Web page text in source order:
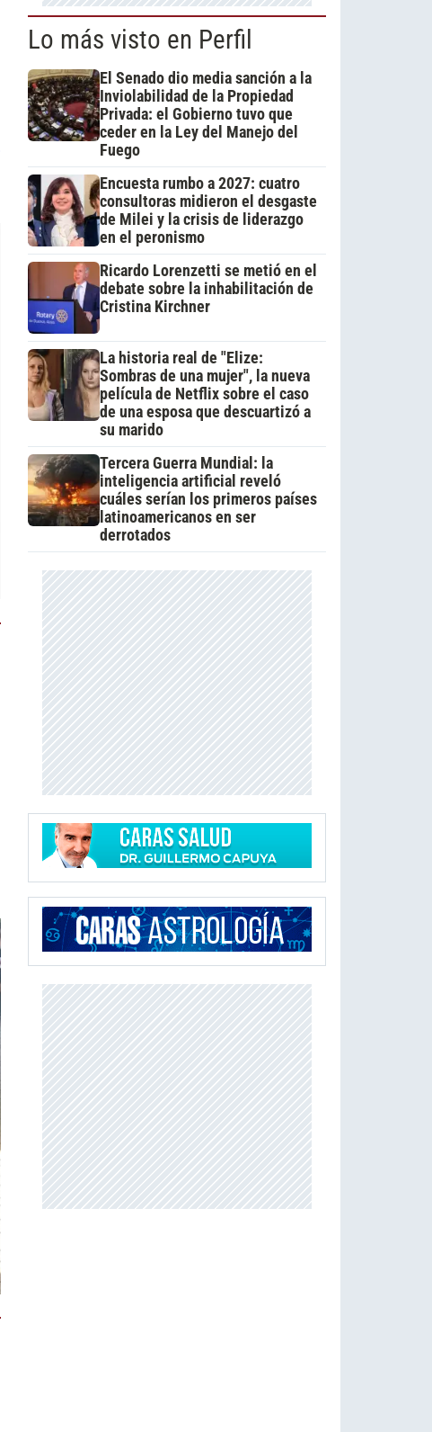
Lo más visto en Perfil
El Senado dio media sanción a la
Inviolabilidad de la Propiedad
Privada: el Gobierno tuvo que
ceder en la Ley del Manejo del
Fuego
Encuesta rumbo a 2027: cuatro
consultoras midieron el desgaste
de Milei y la crisis de liderazgo
en el peronismo
Ricardo Lorenzetti se metió en el
debate sobre la inhabilitación de
Cristina Kirchner
La historia real de "Elize:
Sombras de una mujer", la nueva
película de Netflix sobre el caso
de una esposa que descuartizó a
su marido
Tercera Guerra Mundial: la
inteligencia artificial reveló
cuáles serían los primeros países
latinoamericanos en ser
derrotados